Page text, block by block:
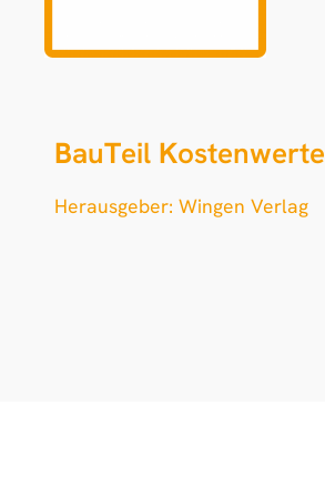
BauTeil Kostenwerte
Herausgeber: Wingen Verlag